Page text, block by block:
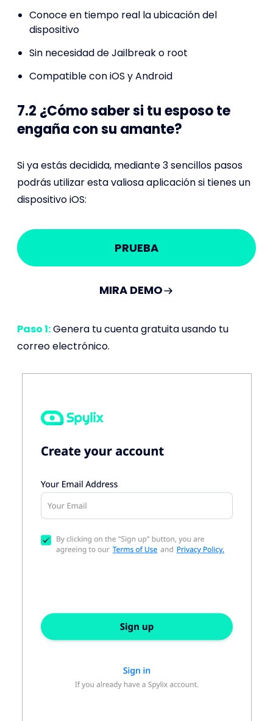
Conoce en tiempo real la ubicación del
dispositivo
Sin necesidad de Jailbreak o root
Compatible con iOS y Android
7.2 ¿Cómo saber si tu esposo te
engaña con su amante?
Si ya estás decidida, mediante 3 sencillos pasos
podrás utilizar esta valiosa aplicación si tienes un
dispositivo iOS:
PRUEBA
MIRA DEMO
Paso 1:Genera tu cuenta gratuita usando tu
correo electrónico.